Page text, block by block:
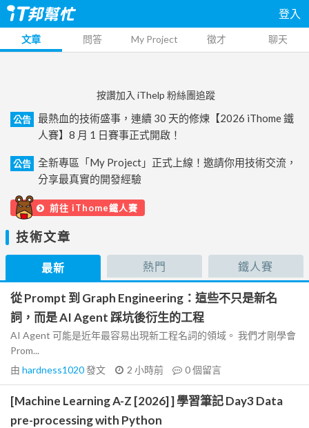
登入
文章 問答 My Project 徵才 聊天
按讚加入 iThelp 粉絲團追蹤
公告
最熱血的技術盛事，連續 30 天的修煉【2026 iThome 鐵
人賽】8 月 1 日賽事正式開啟！
公告
全新專區「My Project」正式上線！邀請你用技術交流，
分享最真實的開發經驗
前往 iThome鐵人賽
技術文章
最新 熱門 鐵人賽
從 Prompt 到 Graph Engineering：這些不只是新名
詞，而是 AI Agent 踩坑後衍生的工程
AI Agent 可能是近年最容易出現新工程名詞的領域。 我們才剛學會
Prom...
由 hardness1020發文 2 小時前 0個留言
[Machine Learning A-Z [2026] ] 學習筆記 Day3 Data
pre-processing with Python